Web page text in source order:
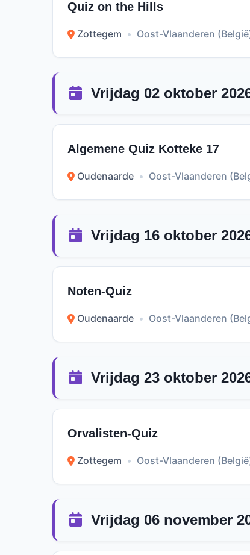
Quiz on the Hills
Zottegem • Oost-Vlaanderen
Vrijdag 02 oktober
Algemene Quiz Kotteke 17
Oudenaarde • Oost-Vlaanderen
Vrijdag 16 oktober
Noten-Quiz
Oudenaarde • Oost-Vlaanderen
Vrijdag 23 oktober
Orvalisten-Quiz
Zottegem • Oost-Vlaanderen
Vrijdag 06 november